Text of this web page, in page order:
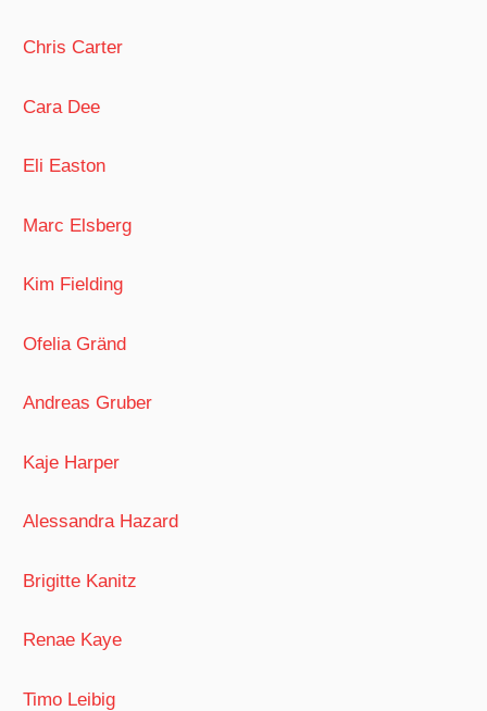
Chris Carter
Cara Dee
Eli Easton
Marc Elsberg
Kim Fielding
Ofelia Gränd
Andreas Gruber
Kaje Harper
Alessandra Hazard
Brigitte Kanitz
Renae Kaye
Timo Leibig